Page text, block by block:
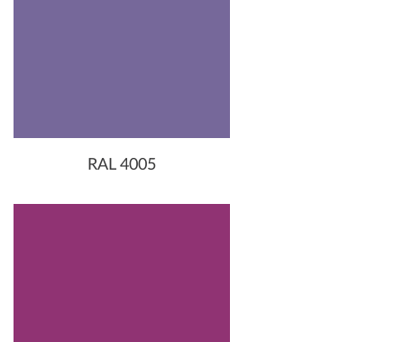
RAL 4005